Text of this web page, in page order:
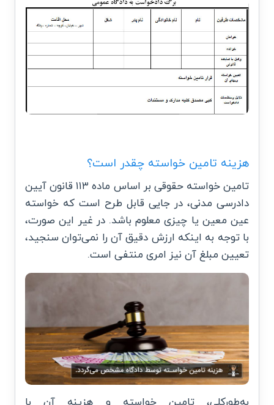
هزینه تامین خواسته چقدر است؟
تامین خواسته حقوقی بر اساس ماده ۱۱۳ قانون آیین
دادرسی مدنی، در جایی قابل طرح است که خواسته
عین معین یا چیزی معلوم باشد. در غیر این صورت،
با توجه به اینکه ارزش دقیق آن را نمی‌توان سنجید،
تعیین مبلغ آن نیز امری منتفی است.